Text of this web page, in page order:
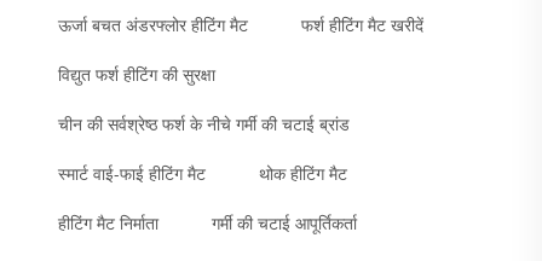
ऊर्जा बचत अंडरफ्लोर हीटिंग मैट फर्श हीटिंग मैट खरीदें
विद्युत फर्श हीटिंग की सुरक्षा
चीन की सर्वश्रेष्ठ फर्श के नीचे गर्मी की चटाई ब्रांड
स्मार्ट वाई-फाई हीटिंग मैट थोक हीटिंग मैट
हीटिंग मैट निर्माता गर्मी की चटाई आपूर्तिकर्ता